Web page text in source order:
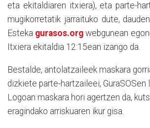
eta ekitaldiaren itxiera), eta parte-
mugikorretatik jarraituko dute,
Esteka gurasos.org webgunean
Itxiera ekitaldia 12:15ean izango da.
Bestalde, antolatzaileek maskara
dizkiete parte-hartzaileei, GuraSOSen
Logoan maskara hori agertzen da,
eragindako arriskuaren ikur gisa.